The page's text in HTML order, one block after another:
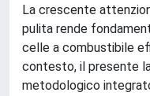
La crescente
pulita rende
celle a combustibile
contesto, il presente
metodologico